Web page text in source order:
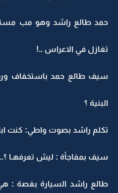
حمد طالع راشد وهو مب
تغازل في الاعراس ..!
سيف طالع حمد باستخفاف
البنية ؟
تكلم راشد بصوت واطي: كنت ابا
سيف بمفاجأة : ليش تعرفهـا ؟..
طالع راشد السيارة بغصة :